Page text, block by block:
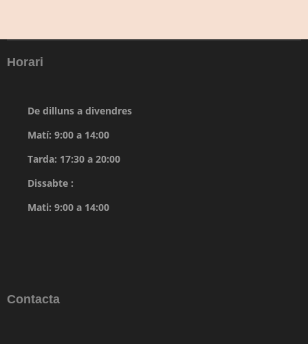
Horari
De dilluns a divendres
Matí: 9:00 a 14:00
Tarda: 17:30 a 20:00
Dissabte :
Mati: 9:00 a 14:00
Contacta